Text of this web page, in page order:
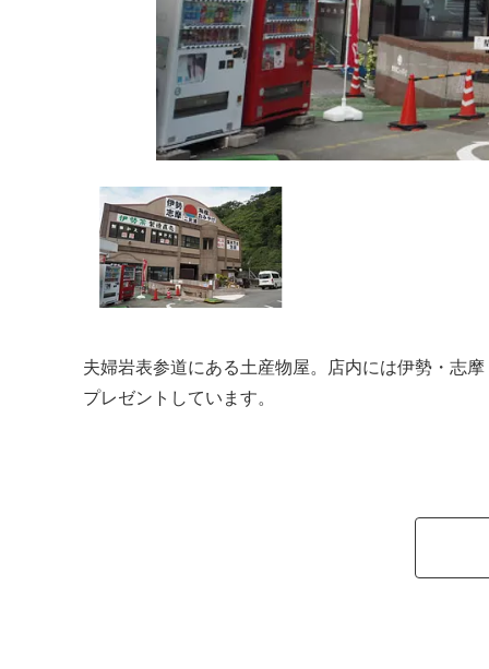
夫婦岩表参道にある土産物屋。店内には伊勢・志
プレゼントしています。